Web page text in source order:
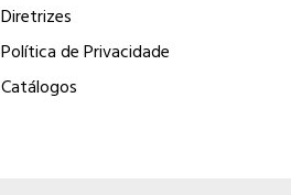
Diretrizes
Política de Privacidade
Catálogos